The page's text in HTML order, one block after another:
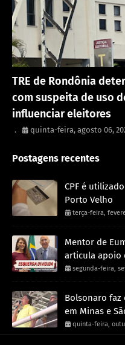
TRE de Rondônia
com suspeita de uso
influenciar eleitores
. quinta-feira, agosto 06,
Postagens recentes
CPF é
Porto Velho
terça-feira,
Mentor de
articula apoio
segunda-feira,
Bolsonaro faz
em Minas e
quinta-feira,